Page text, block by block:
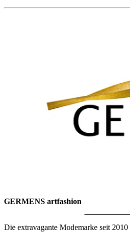
GERMENS artfashion
Die extravagante Modemarke seit 2010